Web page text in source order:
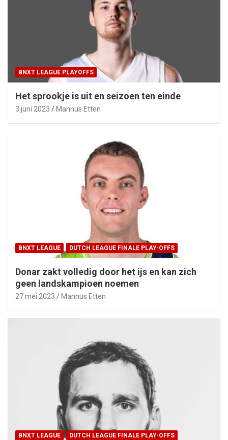
BNXT LEAGUE PLAYOFFS
Het sprookje is uit en seizoen ten einde
3 juni 2023 Mannus Etten
BNXT LEAGUE DUTCH LEAGUE FINALE PLAY-OFFS
Donar zakt volledig door het ijs en kan zich
geen landskampioen noemen
27 mei 2023 Mannus Etten
BNXT LEAGUE DUTCH LEAGUE FINALE PLAY-OFFS